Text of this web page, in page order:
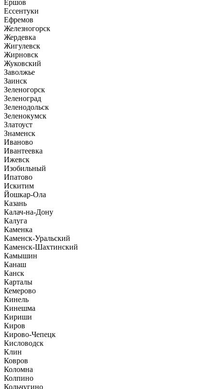
Ершов
Ессентуки
Ефремов
Железногорск
Жердевка
Жигулевск
Жирновск
Жуковский
Заволжье
Заинск
Зеленогорск
Зеленоград
Зеленодольск
Зеленокумск
Златоуст
Знаменск
Иваново
Ивантеевка
Ижевск
Изобильный
Ипатово
Искитим
Йошкар-Ола
Казань
Калач-на-Дону
Калуга
Каменка
Каменск-Уральский
Каменск-Шахтинский
Камышин
Канаш
Канск
Карталы
Кемерово
Кинель
Кинешма
Кириши
Киров
Кирово-Чепецк
Кисловодск
Клин
Ковров
Коломна
Колпино
Кольчугино